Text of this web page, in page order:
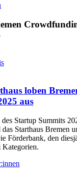
loben
aus
Startup Summits
Starthaus Bremen
Förderbank, den
Kategorien.